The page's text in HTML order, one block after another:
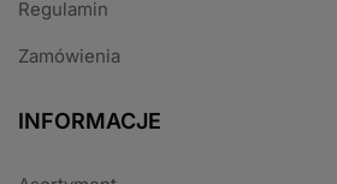
Regulamin
Zamówienia
INFORMACJE